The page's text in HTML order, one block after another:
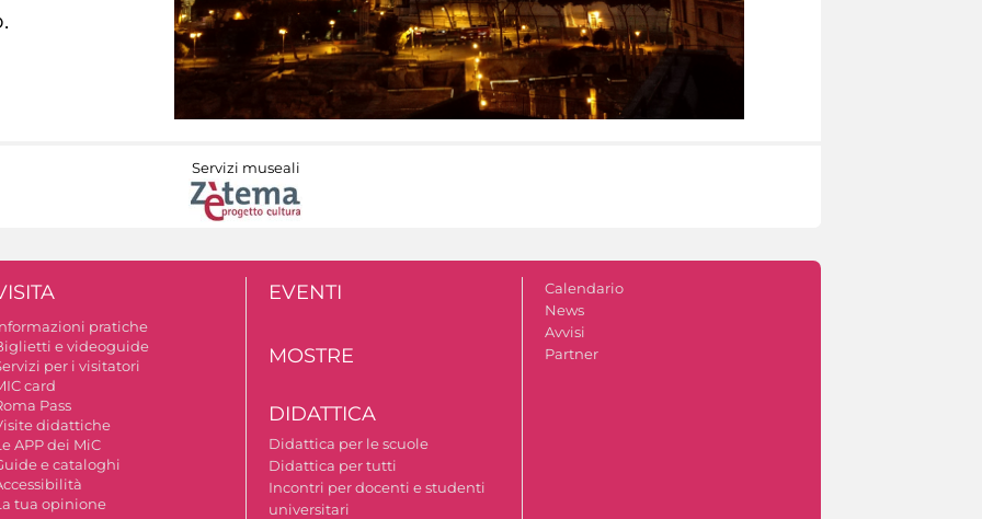
Servizi museali
pratiche
e videoguide
per i visitatori
card
Pass
didattiche
APP dei MiC
e cataloghi
tua opinione
EVENTI
MOSTRE
DIDATTICA
Didattica per le scuole
Didattica per tutti
Incontri per docenti e studenti
universitari
Calendario
News
Avvisi
Partner